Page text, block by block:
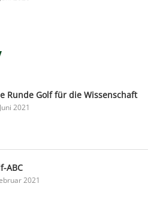
Runde Golf für die Wissenschaft
2021
ABC
2021